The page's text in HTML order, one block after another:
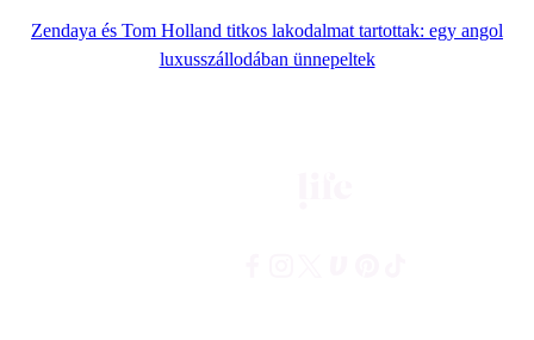
Zendaya és Tom Holland titkos lakodalmat tartottak: egy angol
luxusszállodában ünnepeltek